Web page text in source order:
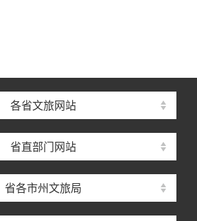
各省文旅网站
省直部门网站
省各市州文旅局